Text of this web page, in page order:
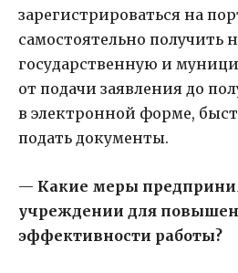
зарегистрироваться на
самостоятельно получить
государственную и
от подачи заявления до
в электронной форме,
подать документы.
— Какие меры
учреждении для
эффективности работы?